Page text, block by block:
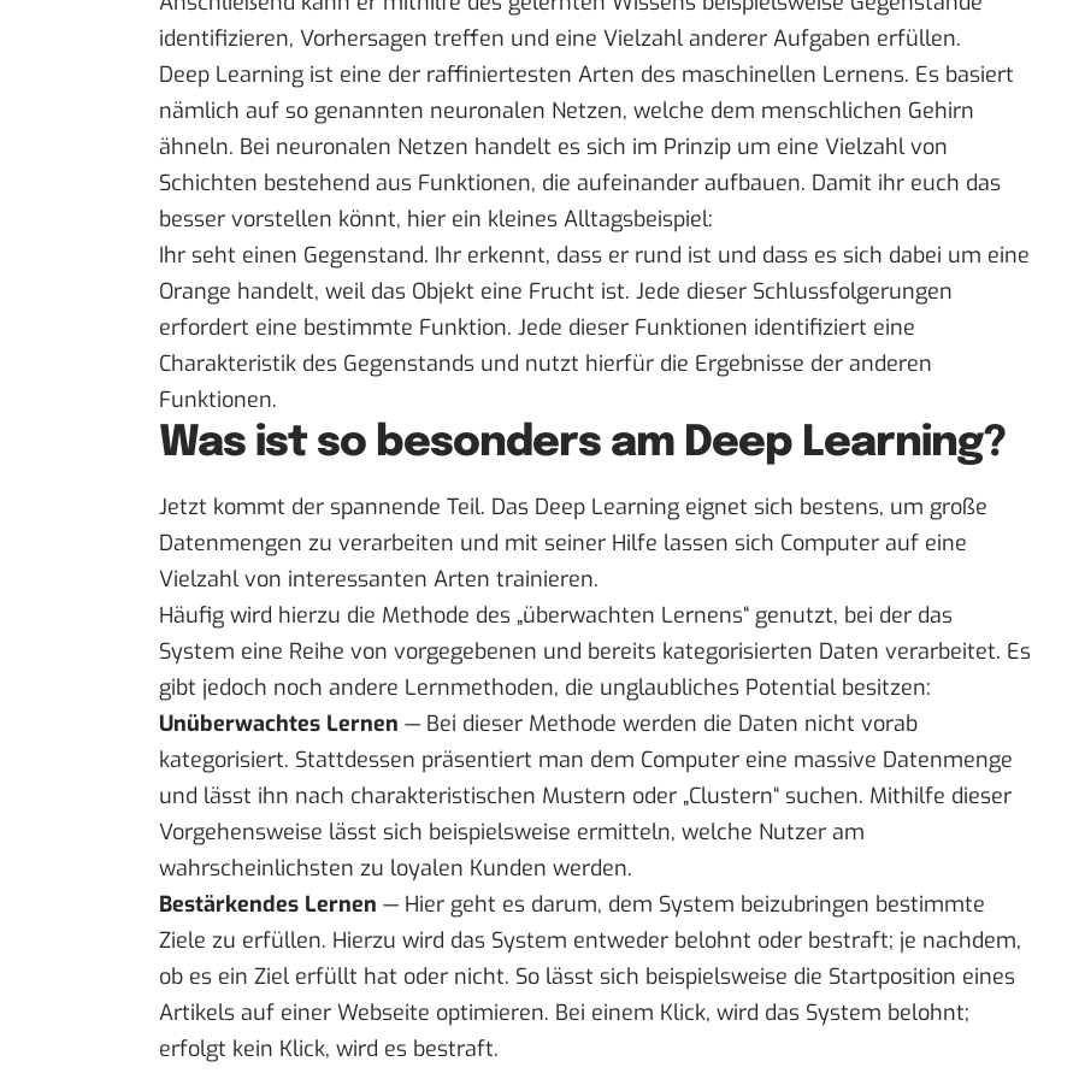
identifizieren, Vorhersagen treffen und eine Vielzahl anderer Aufgaben erfüllen.
Deep Learning ist eine der raffiniertesten Arten des maschinellen Lernens. Es basiert
nämlich auf so genannten neuronalen Netzen, welche dem menschlichen Gehirn
ähneln. Bei neuronalen Netzen handelt es sich im Prinzip um eine Vielzahl von
Schichten bestehend aus Funktionen, die aufeinander aufbauen. Damit ihr euch das
besser vorstellen könnt, hier ein kleines Alltagsbeispiel:
Ihr seht einen Gegenstand. Ihr erkennt, dass er rund ist und dass es sich dabei um eine
Orange handelt, weil das Objekt eine Frucht ist. Jede dieser Schlussfolgerungen
erfordert eine bestimmte Funktion. Jede dieser Funktionen identifiziert eine
Charakteristik des Gegenstands und nutzt hierfür die Ergebnisse der anderen
Funktionen.
Was ist so besonders am Deep Learning?
Jetzt kommt der spannende Teil. Das Deep Learning eignet sich bestens, um große
Datenmengen zu verarbeiten und mit seiner Hilfe lassen sich Computer auf eine
Vielzahl von interessanten Arten trainieren.
Häufig wird hierzu die Methode des „überwachten Lernens“ genutzt, bei der das
System eine Reihe von vorgegebenen und bereits kategorisierten Daten verarbeitet. Es
gibt jedoch noch andere Lernmethoden, die unglaubliches Potential besitzen:
Unüberwachtes Lernen — Bei dieser Methode werden die Daten nicht vorab
kategorisiert. Stattdessen präsentiert man dem Computer eine massive Datenmenge
und lässt ihn nach charakteristischen Mustern oder „Clustern“ suchen. Mithilfe dieser
Vorgehensweise lässt sich beispielsweise ermitteln, welche Nutzer am
wahrscheinlichsten zu loyalen Kunden werden.
Bestärkendes Lernen — Hier geht es darum, dem System beizubringen bestimmte
Ziele zu erfüllen. Hierzu wird das System entweder belohnt oder bestraft; je nachdem,
ob es ein Ziel erfüllt hat oder nicht. So lässt sich beispielsweise die Startposition eines
Artikels auf einer Webseite optimieren. Bei einem Klick, wird das System belohnt;
erfolgt kein Klick, wird es bestraft.